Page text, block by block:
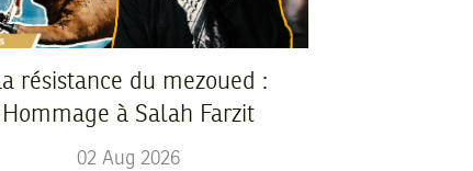
résistance du mezoued :
Hommage à Salah Farzit
02 Aug 2026